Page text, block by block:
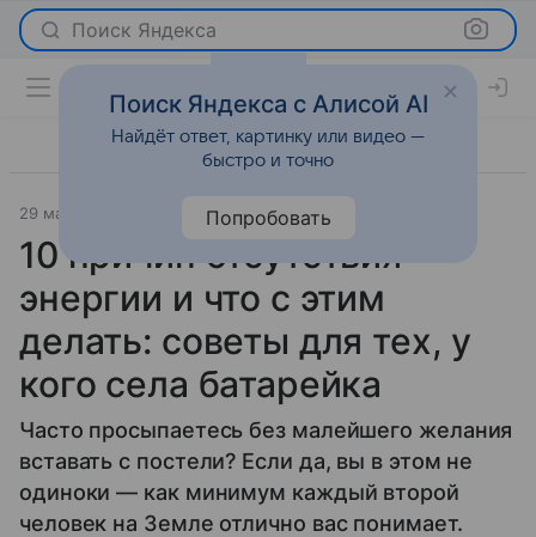
Поиск Яндекса
29 мая 2023 О важном
10 причин отсутствия
энергии и что с этим
делать: советы для тех, у
кого села батарейка
Часто просыпаетесь без малейшего желания
вставать с постели? Если да, вы в этом не
одиноки — как минимум каждый второй
человек на Земле отлично вас понимает.
Поиск Яндекса с Алисой AI
Найдёт ответ, картинку или видео —
быстро и точно
Попробовать